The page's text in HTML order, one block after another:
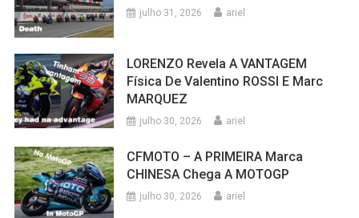
julho 31, 2026 ariel
LORENZO Revela A VANTAGEM
Física De Valentino ROSSI E Marc
MARQUEZ
julho 30, 2026 ariel
CFMOTO – A PRIMEIRA Marca
CHINESA Chega A MOTOGP
julho 30, 2026 ariel